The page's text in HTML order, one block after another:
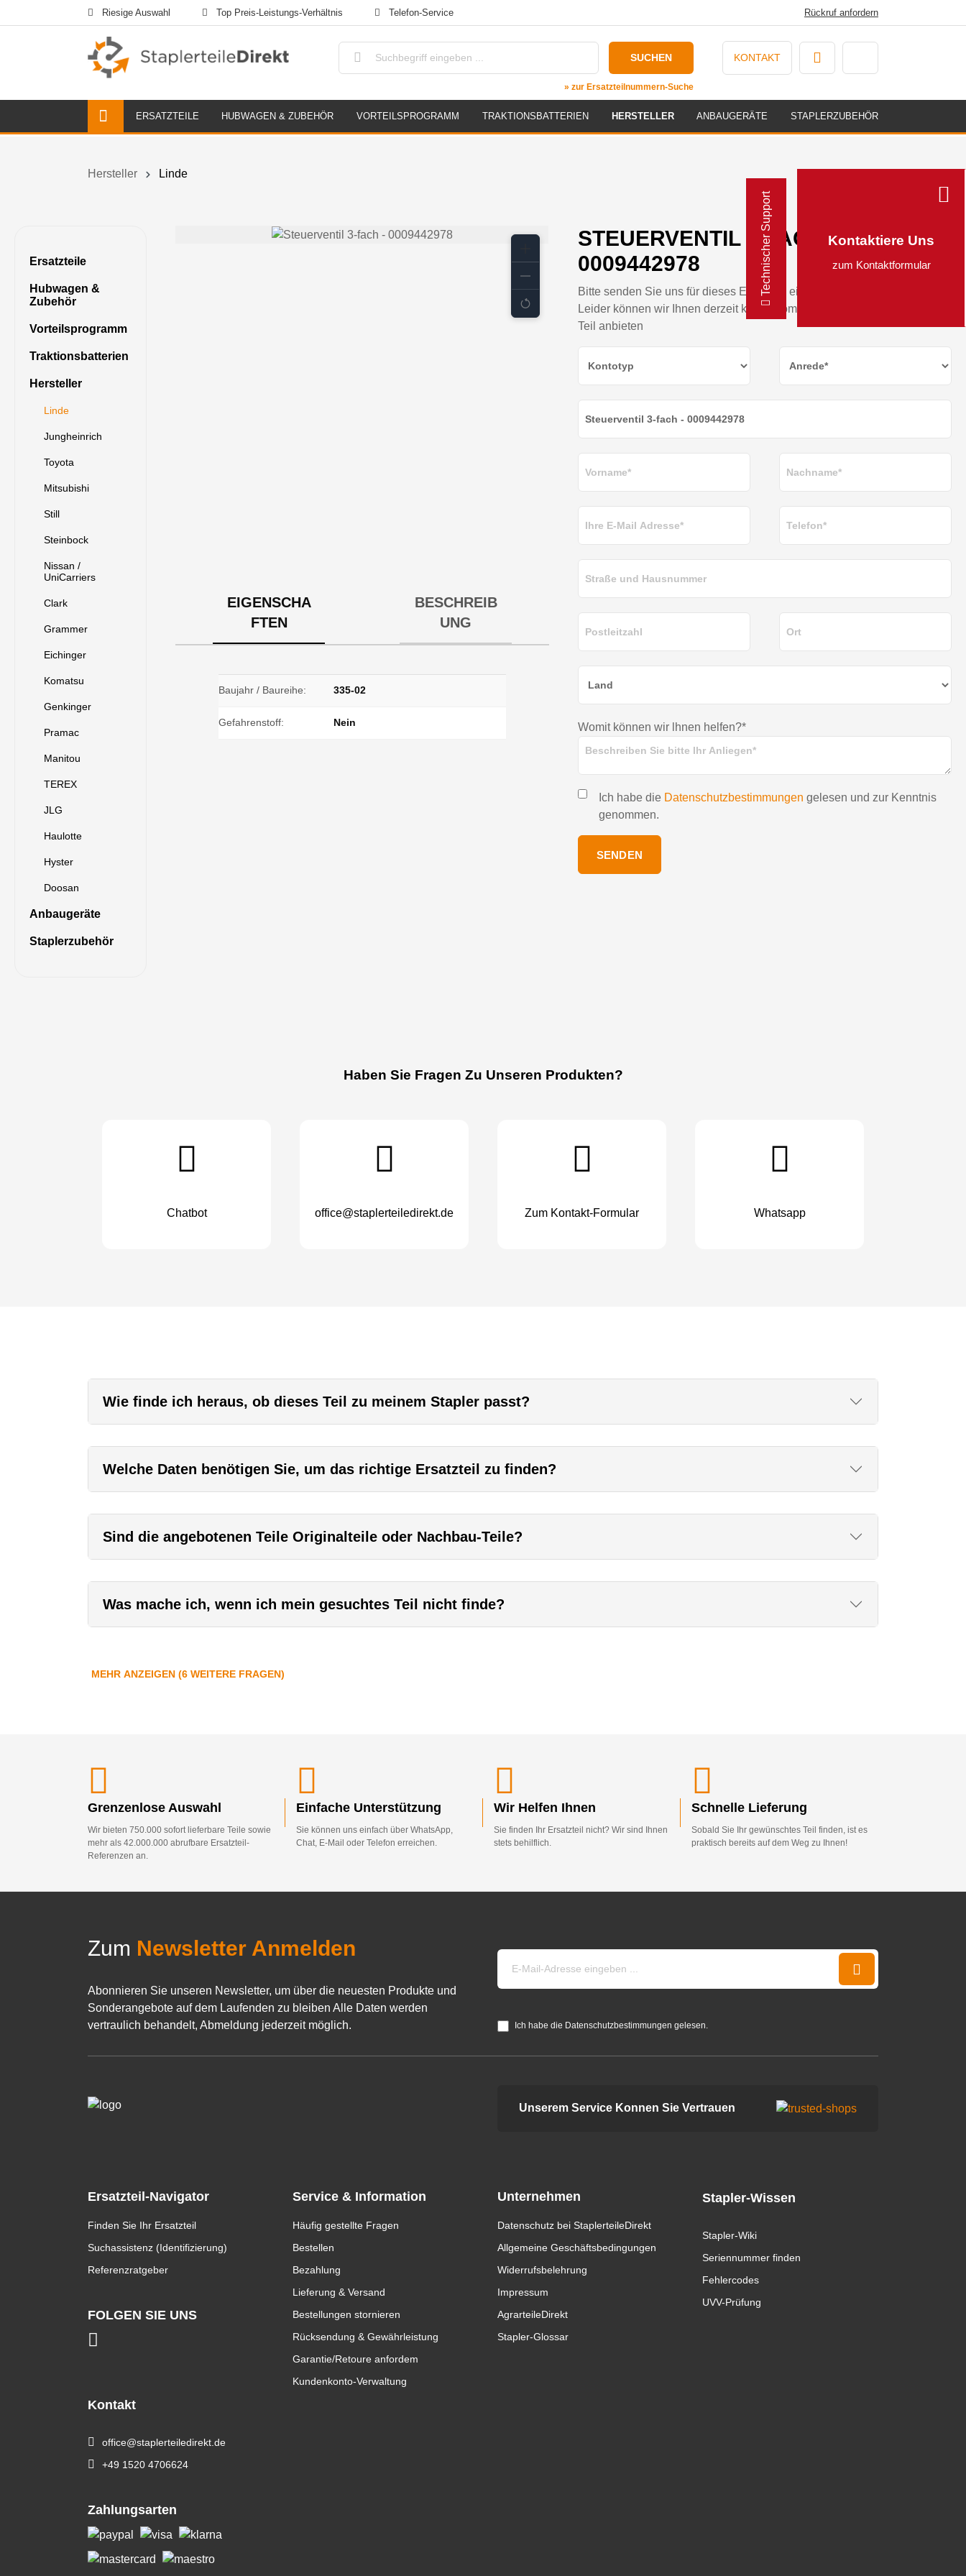
Riesige Auswahl Top Preis-Leistungs-Verhältnis Telefon-Service Rückruf anfordern
Technischer Support Kontaktiere Uns
zum Kontaktformular
SUCHEN
» zur Ersatzteilnummern-Suche
KONTAKT
ERSATZTEILE HUBWAGEN & ZUBEHÖR VORTEILSPROGRAMM TRAKTIONSBATTERIEN HERSTELLER ANBAUGERÄTE STAPLERZUBEHÖR
Hersteller Linde
Ersatzteile
Hubwagen &
Zubehör
Vorteilsprogramm
Traktionsbatterien
Hersteller
Linde
Jungheinrich
Toyota
Mitsubishi
Still
Steinbock
Nissan /
UniCarriers
Clark
Grammer
Eichinger
Komatsu
Genkinger
Pramac
Manitou
TEREX
JLG
Haulotte
Hyster
Doosan
Anbaugeräte
Staplerzubehör
EIGENSCHA
FTEN
BESCHREIB
UNG
Baujahr / Baureihe: 335-02
Gefahrenstoff: Nein
STEUERVENTIL 3-FACH -
0009442978
Bitte senden Sie uns für dieses Ersatzteil eine Anfrage
Leider können wir Ihnen derzeit kein automatisiertes Angebot für dieses
Teil anbieten
Womit können wir lhnen helfen?*
Ich habe die Datenschutzbestimmungen gelesen und zur Kenntnis
genommen.
SENDEN
Haben Sie Fragen Zu Unseren Produkten?
Chatbot office@staplerteiledirekt.de Zum Kontakt-Formular Whatsapp
Wie finde ich heraus, ob dieses Teil zu meinem Stapler passt?
Welche Daten benötigen Sie, um das richtige Ersatzteil zu finden?
Sind die angebotenen Teile Originalteile oder Nachbau-Teile?
Was mache ich, wenn ich mein gesuchtes Teil nicht finde?
MEHR ANZEIGEN (6 WEITERE FRAGEN)
Grenzenlose Auswahl
Wir bieten 750.000 sofort lieferbare Teile sowie
mehr als 42.000.000 abrufbare Ersatzteil-
Referenzen an.
Einfache Unterstützung
Sie können uns einfach über WhatsApp,
Chat, E-Mail oder Telefon erreichen.
Wir Helfen Ihnen
Sie finden Ihr Ersatzteil nicht? Wir sind Ihnen
stets behilflich.
Schnelle Lieferung
Sobald Sie Ihr gewünschtes Teil finden, ist es
praktisch bereits auf dem Weg zu Ihnen!
Zum Newsletter Anmelden
Abonnieren Sie unseren Newsletter, um über die neuesten Produkte und
Sonderangebote auf dem Laufenden zu bleiben Alle Daten werden
vertraulich behandelt, Abmeldung jederzeit möglich.
Ich habe die Datenschutzbestimmungen gelesen.
Unserem Service Konnen Sie Vertrauen
Ersatzteil-Navigator
Finden Sie Ihr Ersatzteil
Suchassistenz (Identifizierung)
Referenzratgeber
FOLGEN SIE UNS
Service & Information
Häufig gestellte Fragen
Bestellen
Bezahlung
Lieferung & Versand
Bestellungen stornieren
Rücksendung & Gewährleistung
Garantie/Retoure anfordem
Kundenkonto-Verwaltung
Unternehmen
Datenschutz bei StaplerteileDirekt
Allgemeine Geschäftsbedingungen
Widerrufsbelehrung
Impressum
AgrarteileDirekt
Stapler-Glossar
Stapler-Wissen
Stapler-Wiki
Seriennummer finden
Fehlercodes
UVV-Prüfung
Kontakt
office@staplerteiledirekt.de
+49 1520 4706624
Zahlungsarten